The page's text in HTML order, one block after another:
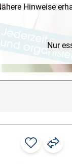
Hinweise
Nur